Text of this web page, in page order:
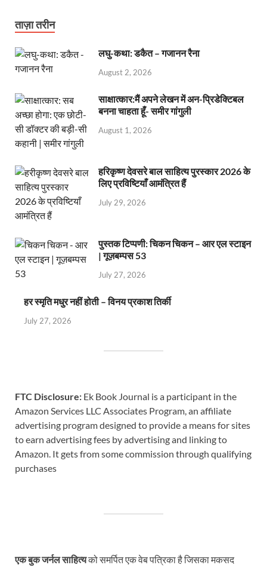
ताज़ा तरीन
लघु-कथा: डकैत – गजानन रैना
August 2, 2026
साक्षात्कार:मैं अपने लेखन में अन-प्रिडेक्टिबल
बनना चाहता हूँ- समीर गांगुली
August 1, 2026
हरिकृष्ण देवसरे बाल साहित्य पुरस्कार 2026 के
लिए प्रविष्टियाँ आमंत्रित हैं
July 29, 2026
पुस्तक टिप्पणी: चिकन चिकन – आर एल स्टाइन
| गूज़बम्पस 53
July 27, 2026
हर स्मृति मधुर नहीं होती – विनय प्रकाश तिर्की
July 27, 2026
FTC Disclosure: Ek Book Journal is a participant in the
Amazon Services LLC Associates Program, an affiliate
advertising program designed to provide a means for sites
to earn advertising fees by advertising and linking to
Amazon. It gets from some commission through qualifying
purchases
एक बुक जर्नल साहित्यको समर्पित एक वेब पत्रिका है जिसका मकसद